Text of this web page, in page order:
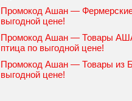
Промокод Ашан —
выгодной цене!
Промокод Ашан — Товары
птица по выгодной цене!
Промокод Ашан — Товары из
выгодной цене!